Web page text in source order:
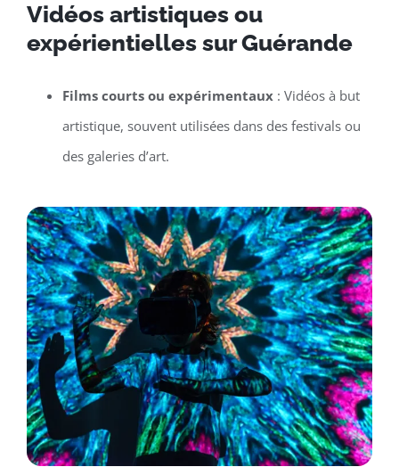
Vidéos artistiques ou
expérientielles sur Guérande
Films courts ou expérimentaux: Vidéos à but
artistique, souvent utilisées dans des festivals ou
des galeries d’art.